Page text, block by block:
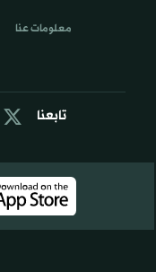
تابعنا
معلومات عنا